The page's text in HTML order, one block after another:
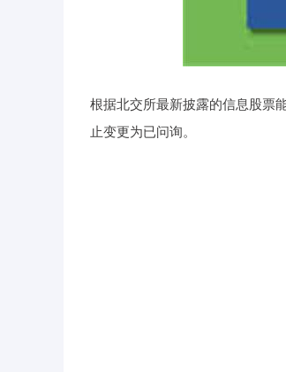
根据北交所最新披露的信息股票
止变更为已问询。